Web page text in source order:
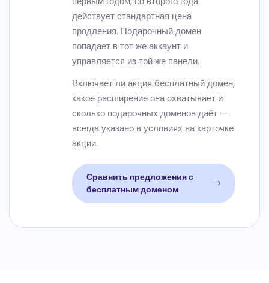
действует стандартная цена
продления. Подарочный домен
попадает в тот же аккаунт и
управляется из той же панели.
Включает ли акция бесплатный домен,
какое расширение она охватывает и
сколько подарочных доменов даёт —
всегда указано в условиях на карточке
акции.
Сравнить предложения с
бесплатным доменом